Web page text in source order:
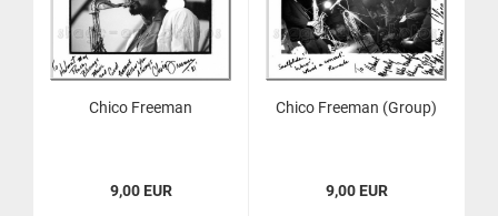
Chico Free­man
9,00 EUR
Chico Free­man (Group)
9,00 EUR